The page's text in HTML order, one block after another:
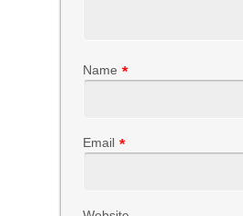
Name *
Email *